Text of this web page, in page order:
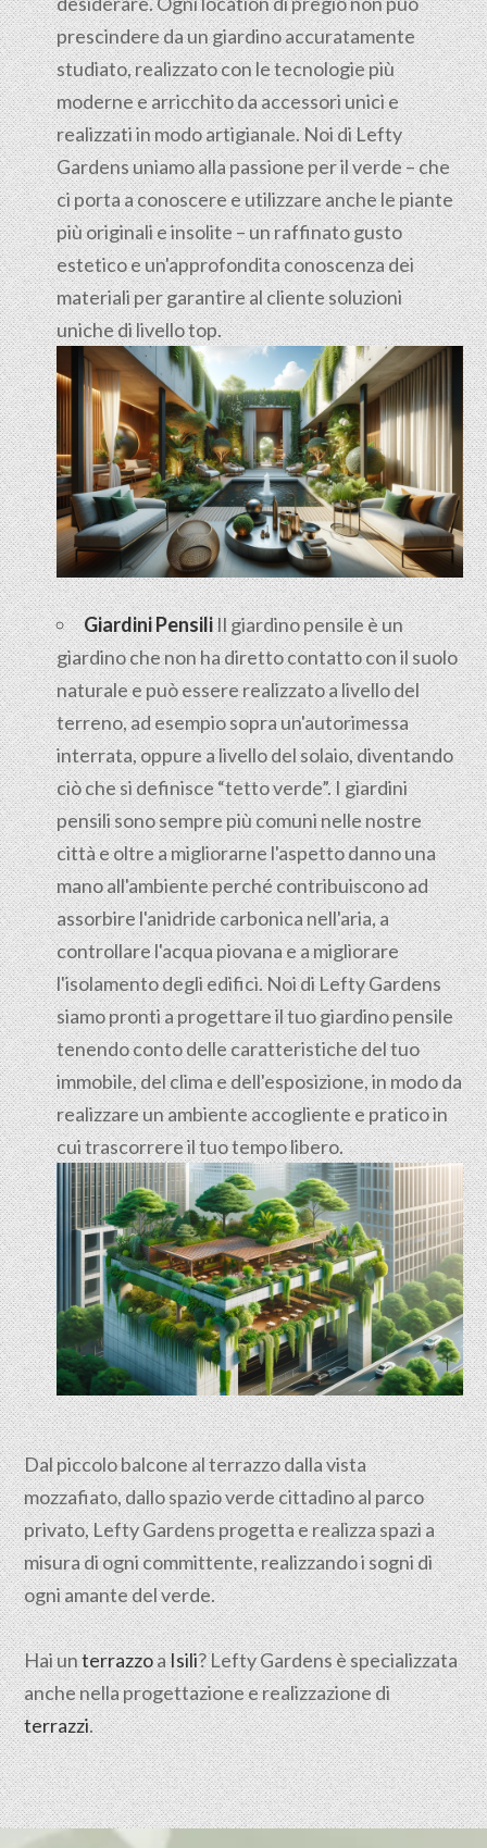
prescindere da un giardino accuratamente
studiato, realizzato con le tecnologie più
moderne e arricchito da accessori unici e
realizzati in modo artigianale. Noi di Lefty
Gardens uniamo alla passione per il verde – che
ci porta a conoscere e utilizzare anche le piante
più originali e insolite – un raffinato gusto
estetico e un'approfondita conoscenza dei
materiali per garantire al cliente soluzioni
uniche di livello top.
Giardini PensiliIlgiardino pensileè un
giardino che non ha diretto contatto con il suolo
naturale e può essere realizzato a livello del
terreno, ad esempio sopra un'autorimessa
interrata, oppure a livello del solaio, diventando
ciò che si definisce “tetto verde”. I giardini
pensili sono sempre più comuni nelle nostre
città e oltre a migliorarne l'aspetto danno una
mano all'ambiente perché contribuiscono ad
assorbire l'anidride carbonica nell'aria, a
controllare l'acqua piovana e a migliorare
l'isolamento degli edifici. Noi di Lefty Gardens
siamo pronti a progettare il tuo giardino pensile
tenendo conto delle caratteristiche del tuo
immobile, del clima e dell'esposizione, in modo da
realizzare un ambiente accogliente e pratico in
cui trascorrere il tuo tempo libero.
Dal piccolo balcone al terrazzo dalla vista
mozzafiato, dallo spazio verde cittadino al parco
privato, Lefty Gardens progetta e realizza spazi a
misura di ogni committente, realizzando i sogni di
ogni amante del verde.
Hai unterrazzoaIsili? Lefty Gardens è specializzata
anche nella progettazione e realizzazione di
terrazzi.